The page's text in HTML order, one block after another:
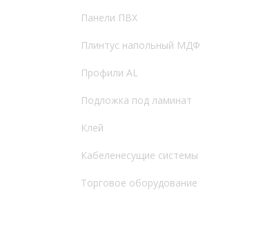
Панели ПВХ
Плинтус напольный МДФ
Профили AL
Подложка под ламинат
Клей
Кабеленесущие системы
Торговое оборудование